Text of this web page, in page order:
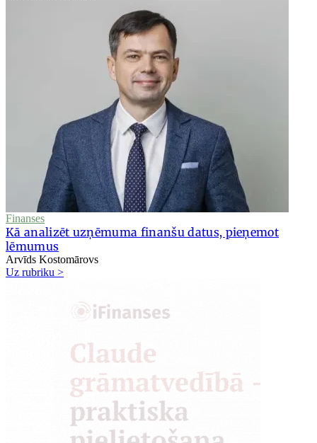
Finanses
Kā analizēt uzņēmuma finanšu datus, pieņemot
lēmumus
Arvīds Kostomārovs
Uz rubriku >